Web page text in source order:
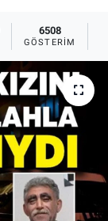
6508
GÖSTERIM